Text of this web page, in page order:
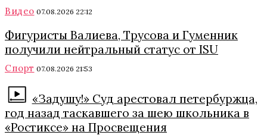
Видео 07.08.2026 22:12
Фигуристы Валиева, Трусова и Гуменник
получили нейтральный статус от ISU
Спорт 07.08.2026 21:53
«Задушу!» Суд арестовал петербуржца,
год назад таскавшего за шею школьника в
«Ростиксе» на Просвещения